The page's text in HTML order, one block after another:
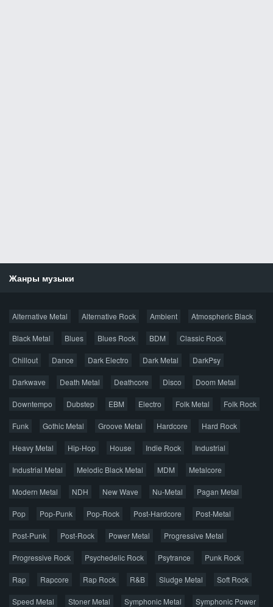
Жанры музыки
Alternative Metal Alternative Rock Ambient Atmospheric Black
Black Metal Blues Blues Rock BDM Classic Rock
Chillout Dance Dark Electro Dark Metal DarkPsy
Darkwave Death Metal Deathcore Disco Doom Metal
Downtempo Dubstep EBM Electro Folk Metal Folk Rock
Funk Gothic Metal Groove Metal Hardcore Hard Rock
Heavy Metal Hip-Hop House Indie Rock Industrial
Industrial Metal Melodic Black Metal MDM Metalcore
Modern Metal NDH New Wave Nu-Metal Pagan Metal
Pop Pop-Punk Pop-Rock Post-Hardcore Post-Metal
Post-Punk Post-Rock Power Metal Progressive Metal
Progressive Rock Psychedelic Rock Psytrance Punk Rock
Rap Rapcore Rap Rock R&B Sludge Metal Soft Rock
Speed Metal Stoner Metal Symphonic Metal Symphonic Power
Новые раздачи
Популярное за сутки
Главная Поиск по сайту
Карта сайта
Джаз
Метал Поп Рэп Рок Шансон
Весь материал выложен для ознакомления, после
лицензионную копию.